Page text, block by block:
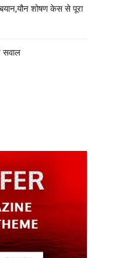
शोषण केस से पूरा
सवाल